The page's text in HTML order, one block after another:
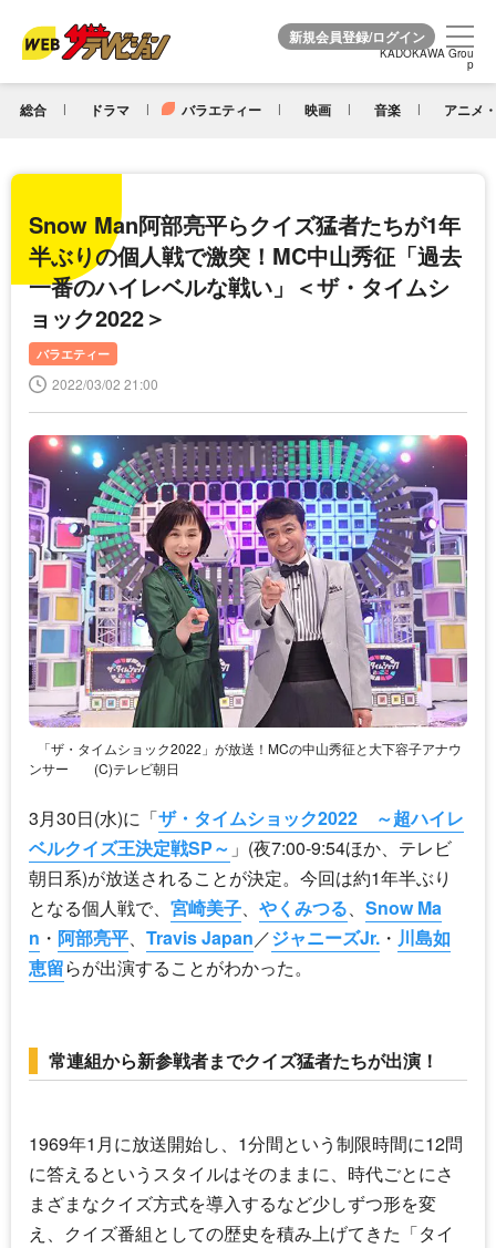
KADOKAWA Grou
p
総合 ドラマ バラエティー 映画 音楽 アニメ
KADOKAWA Grou
p
Snow Man阿部亮平らクイズ猛者たちが1年
半ぶりの個人戦で激突！MC中山秀征「過去
一番のハイレベルな戦い」＜ザ・タイムシ
ョック2022＞
バラエティー
2022/03/02 21:00
「ザ・タイムショック2022」が放送！MCの中山秀征と大下容子アナウ
ンサー
(C)テレビ朝日
3月30日(水)に「ザ・タイムショック2022 ～超ハイレ
ベルクイズ王決定戦SP～ 」(夜7:00-9:54ほか、テレビ
朝日系)が放送されることが決定。今回は約1年半ぶり
となる個人戦で、 宮崎美子、 やくみつる、 Snow Ma
n ・ 阿部亮平、 Travis Japan／ジャニーズJr. ・ 川島如
恵留らが出演することがわかった。
常連組から新参戦者までクイズ猛者たちが出演！
1969年1月に放送開始し、1分間という制限時間に12問
に答えるというスタイルはそのままに、時代ごとにさ
まざまなクイズ方式を導入するなど少しずつ形を変
え、クイズ番組としての歴史を積み上げてきた「タイ